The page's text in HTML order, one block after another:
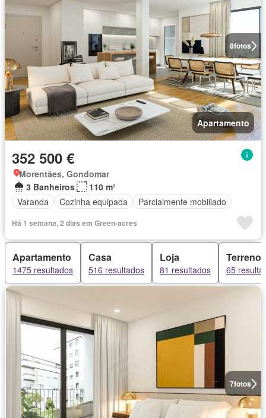
8fotos
Apartamento
352 500 €
Morentães, Gondomar
3 Banheiros
110 m²
Varanda
Cozinha equipada Parcialmente mobiliado
Há 1 semana, 2 dias em Green-acres
Apartamento
1475 resultados
Casa
516 resultados
Loja
81 resultados
Terreno
65
7fotos